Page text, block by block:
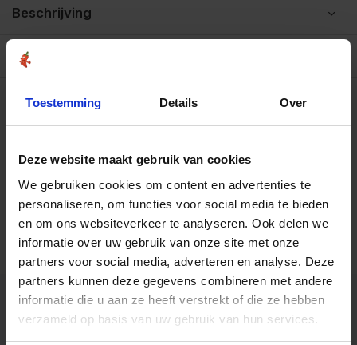
Toestemming Details Over
Deze website maakt gebruik van cookies
We gebruiken cookies om content en advertenties te
personaliseren, om functies voor social media te bieden
en om ons websiteverkeer te analyseren. Ook delen we
informatie over uw gebruik van onze site met onze
partners voor social media, adverteren en analyse. Deze
partners kunnen deze gegevens combineren met andere
informatie die u aan ze heeft verstrekt of die ze hebben
verzameld op basis van uw gebruik van hun services.
Beschrijving
Reviews
Allergenen/voedingswaarden per 100 gram
Op werkdagen voor 15.00 uur besteld, dezelfde dag
Strooibus 330 gram
Art# 17235Z
Op voorraad
Totaal:€11,95
Zak 1 kilo
Art# 17235K
Op voorraad
€32,95
Kunnen we je helpen?